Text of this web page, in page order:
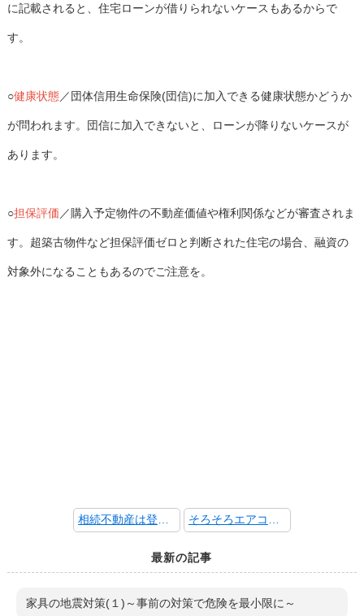
に記載されると、住宅ローンが借りられないケースもあるからで
す。
○健康状態／団体信用生命保険(団信)に加入できる健康状態かどうか
が問われます。団信に加入できないと、ローンが降りないケースが
あります。
○担保評価 ／購入予定物件の不動産価値や権利関係などが審査されま
す。超築古物件など担保評価ゼロと判断された住宅の場合、融資の
対象外になることもあるのでご注意を。
相続不動産は登記が必要～相続登記の義務化～ そろそろエアコンの点検を～フィルターの掃除と室外機のチェック～
最新の記事
家具の地震対策(１)～事前の対策で危険を最小限に～